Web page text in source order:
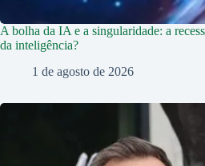
A bolha da IA e a singularidade: a
da inteligência?
1 de agosto de 2026